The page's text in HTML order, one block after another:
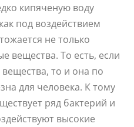
кипяченую воду
под воздействием
не только
вещества. То есть, если
то и она по
для человека. К тому
ряд бактерий и
высокие